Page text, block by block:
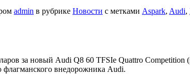
admin в рубрике Новости с метками Aspark, Audi,
за новый Audi Q8 60 TFSIe Quattro
внедорожника Audi.